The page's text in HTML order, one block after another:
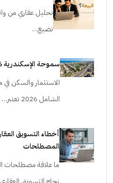
تحليل عقاري من
تضيع…
سموحة الإسكندرية 2026 | تحديث الأسعار والمشاريع
الاستثمار والسكن
الشامل 2026 تعتبر…
أخطاء التسويق
المصطلحات
ما علاقة مصطلحات